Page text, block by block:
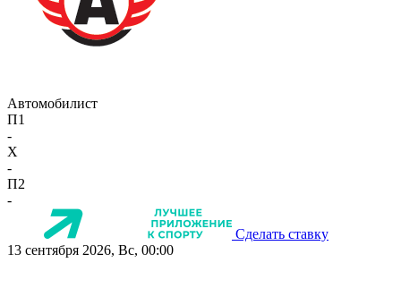
Автомобилист
П1
-
X
-
П2
-
Сделать ставку
13 сентября 2026, Вс, 00:00